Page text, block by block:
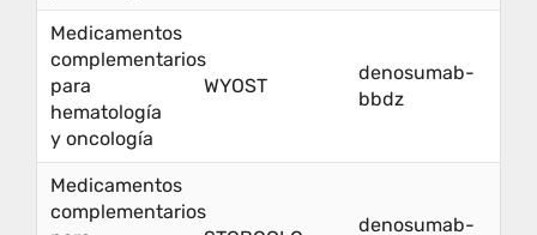
Medicamentos
complementarios
para
hematología
y oncología
WYOST
denosumab-
bbdz
Medicamentos
complementarios
denosumab-